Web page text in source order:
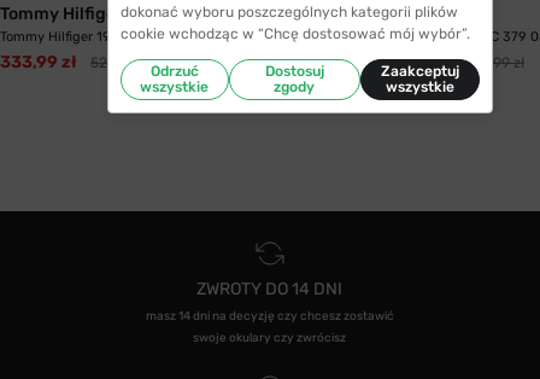
Tommy Hilfiger
Tommy Hilfiger 1906 05L 50
333,99 zł 527,99 zł
Marc Jacobs
Marc Jacobs MARC 379
329,99 zł 677,99 zł
ZWROTY DO 14 DNI
masz 14 dni na decyzję czy chcesz zostawić
swoje okulary czy zwrócisz
dokonać wyboru poszczególnych kategorii plików
cookie wchodząc w “Chcę dostosować mój wybór”.
Odrzuć
wszystkie
Dostosuj
zgody
Zaakceptuj
wszystkie